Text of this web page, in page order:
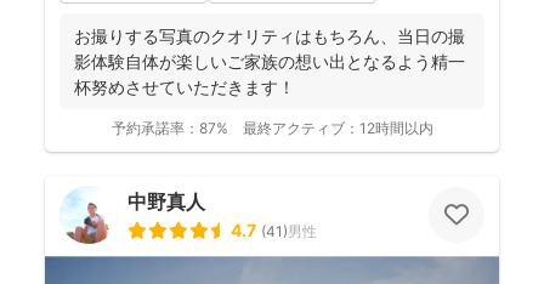
お撮りする写真のクオリティはもちろん、当日の撮
影体験自体が楽しいご家族の想い出となるよう精一
杯努めさせていただきます！
予約承諾率： 87% 最終アクティブ： 12時間以内
中野真人
4.7 (41)男性